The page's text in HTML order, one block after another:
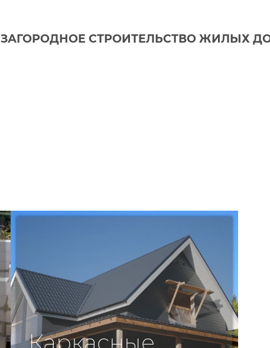
ЗАГОРОДНОЕ СТРОИТЕЛЬСТВО ЖИЛЫХ